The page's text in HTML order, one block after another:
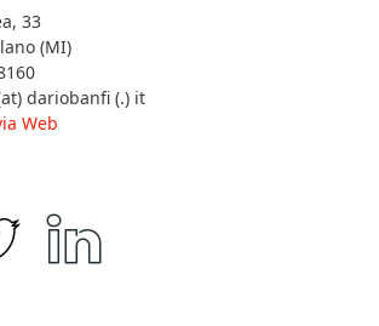
33
(MI)
dariobanfi (.) it
Web